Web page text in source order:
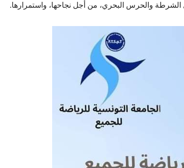
الشرطة والحرس البحري، من أجل نجاحها، واستمرارها.